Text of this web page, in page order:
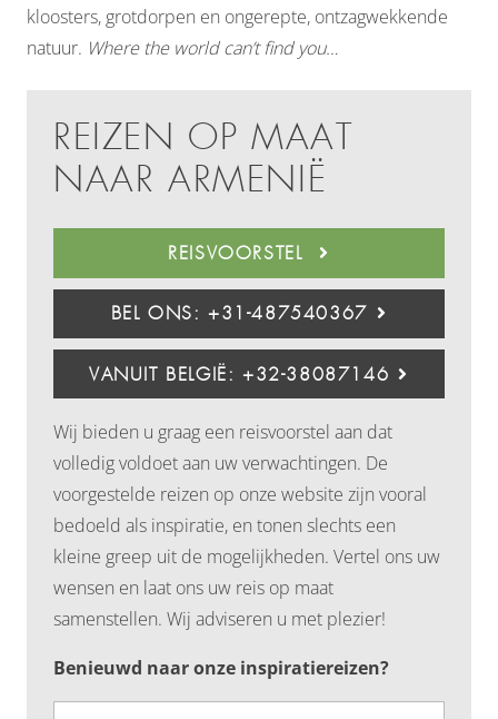
kloosters, grotdorpen en ongerepte, ontzagwekkende
natuur. Where the world can’t find you…
REIZEN OP MAAT
NAAR ARMENIË
REISVOORSTEL
BEL ONS: +31-487540367
VANUIT BELGIË: +32-38087146
Wij bieden u graag een reisvoorstel aan dat
volledig voldoet aan uw verwachtingen. De
voorgestelde reizen op onze website zijn vooral
bedoeld als inspiratie, en tonen slechts een
kleine greep uit de mogelijkheden. Vertel ons uw
wensen en laat ons uw reis op maat
samenstellen. Wij adviseren u met plezier!
Benieuwd naar onze inspiratiereizen?